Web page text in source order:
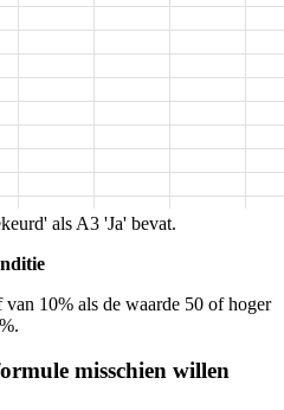
als A3 'Ja' bevat.
10% als de waarde 50 of hoger
misschien willen